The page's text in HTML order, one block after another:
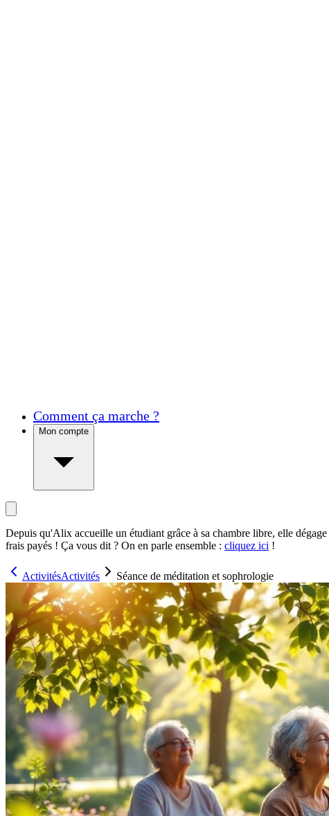
Comment ça marche ?
Mon compte
Depuis qu'Alix accueille un étudiant grâce à sa chambre libre, elle dégage
frais payés ! Ça vous dit ? On en parle ensemble : cliquez ici !
ActivitésActivités Séance de méditation et sophrologie